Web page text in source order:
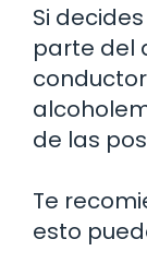
Si
parte del
de las
Te
esto